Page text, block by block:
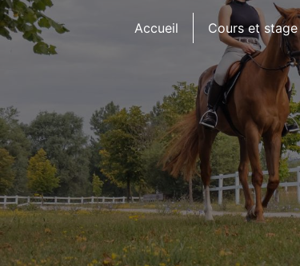
Accueil Cours et stage
Panneau de gestion des cookies